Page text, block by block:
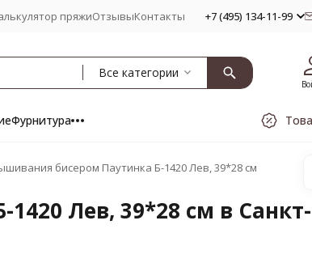
пряжиОтзывыКонтакты +7 (495) 134-11-99
Все категории
Фурнитура
бисером Паутинка Б-1420 Лев, 39*28 см
Лев, 39*28 см в Санкт-